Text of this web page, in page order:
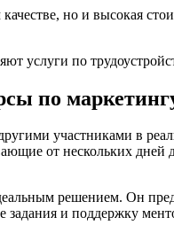
но и высокая
услуги по
по
участниками в
от нескольких дней
решением. Он
и поддержку